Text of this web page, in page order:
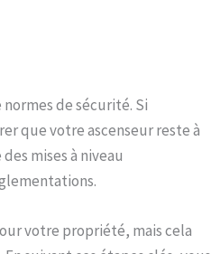
de sécurité. Si
que votre ascenseur reste à
mises à niveau
votre propriété, mais cela